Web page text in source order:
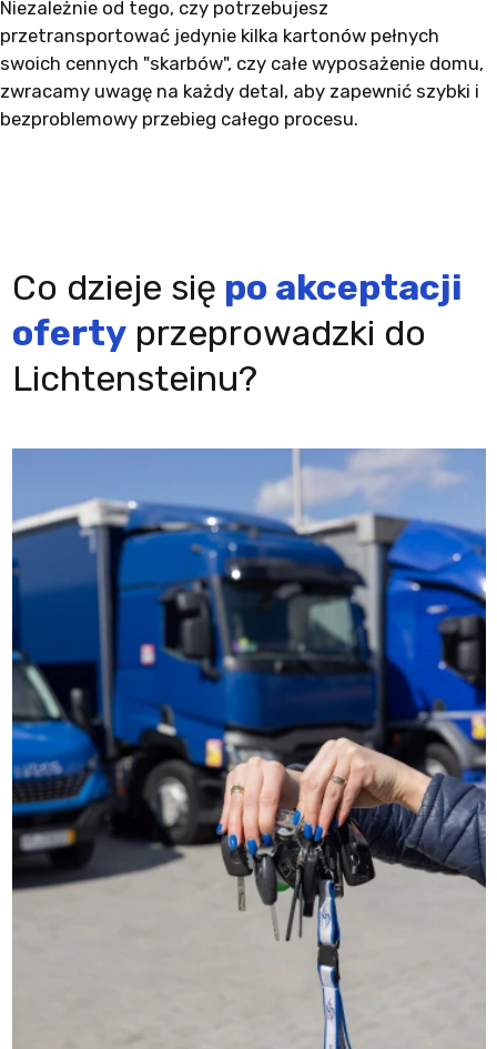
Niezależnie od tego, czy potrzebujesz
przetransportować jedynie kilka kartonów pełnych
swoich cennych "skarbów", czy całe wyposażenie domu,
zwracamy uwagę na każdy detal, aby zapewnić szybki i
bezproblemowy przebieg całego procesu.
Co dzieje się po akceptacji
ofertyprzeprowadzki do
Lichtensteinu?